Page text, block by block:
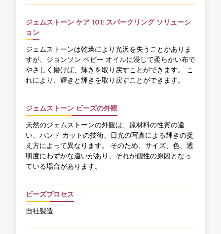
ジェムストーン ケア 101: スパークリング ソリューシ
ョン
ジェムストーンは乾燥により光沢を失うことがありま
すが、ジョンソン ベビー オイルに浸して柔らかい布で
やさしく磨けば、輝きを取り戻すことができます。 こ
れにより、輝きと輝きを取り戻すことができます。
ジェムストーン ビーズの外観
天然のジェムストーンの外観は、原材料の性質の違
い、ハンド カットの技術、日光の写真による輝きの捉
え方によって異なります。 そのため、サイズ、色、透
明度にわずかな違いがあり、それが個性の原因となっ
ている場合があります。
ビーズプロセス
自社製造